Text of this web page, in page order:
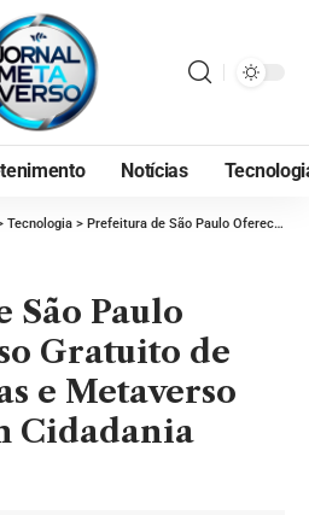
Notícias
Tecnologia > Prefeitura de São Paulo Oferece Curso Gratuito de Criptomoedas e Metaverso com Foco em Cidadania Digital
São Paulo
Gratuito de
e Metaverso
Cidadania